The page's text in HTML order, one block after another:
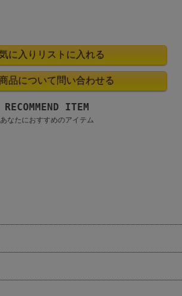
RECOMMEND ITEM
あなたにおすすめのアイテム